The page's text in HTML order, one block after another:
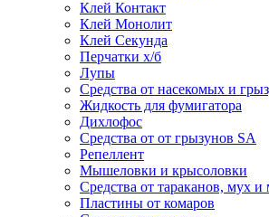
Клей Контакт
Клей Монолит
Клей Секунда
Перчатки х/б
Лупы
Средства от насекомых и
Жидкость для фумигатора
Дихлофос
Средства от от грызунов SA
Репеллент
Мышеловки и крысоловки
Средства от тараканов, мух и
Пластины от комаров